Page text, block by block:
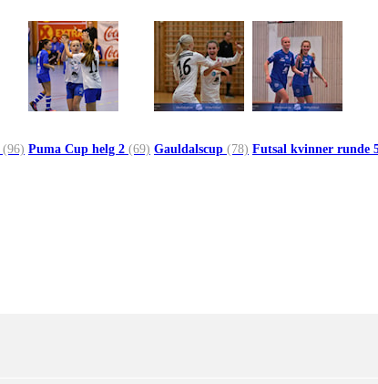
(96) Puma Cup helg 2 (69) Gauldalscup (78) Futsal kvinner runde